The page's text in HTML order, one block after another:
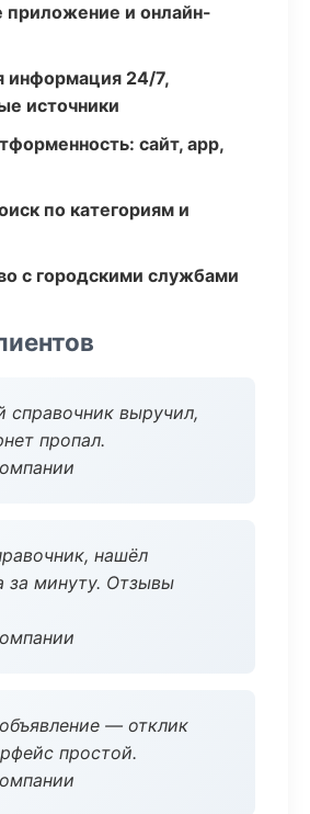
приложение и онлайн-
информация 24/7,
источники
сайт, app,
по категориям и
с городскими службами
справочник выручил,
пропал.
нашёл
за минуту. Отзывы
— отклик
простой.